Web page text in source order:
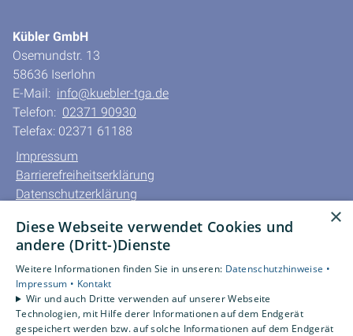
Kübler GmbH
Osemundstr. 13
58636 Iserlohn
E-Mail: info@kuebler-tga.de
Telefon: 02371 90930
Telefax: 02371 61188
Impressum
Barrierefreiheitserklärung
Datenschutzerklärung
Unsere Bereiche
Privatkunden
Gewerbekunden
Karriere
Unternehmen
×
Diese Webseite verwendet Cookies und
andere (Dritt-)Dienste
Weitere Informationen finden Sie in unseren: Datenschutzhinweise •
Impressum • Kontakt
Wir und auch Dritte verwenden auf unserer Webseite
Technologien, mit Hilfe derer Informationen auf dem Endgerät
gespeichert werden bzw. auf solche Informationen auf dem Endgerät